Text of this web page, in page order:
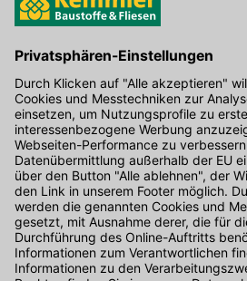
Hier gibt's die kostenlose App
Kontakt
Unser Onlineshop Team ist montags bis
Uhr unter der Telefonnummer07071 /
Alternativ können Sie unser
Den Kontakt direkt in unsere